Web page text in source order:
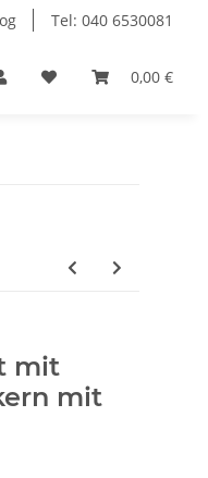
Tel: 040 6530081
0,00 €
mit
mit